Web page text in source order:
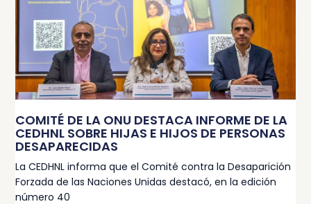
COMITÉ DE LA ONU DESTACA INFORME DE LA
CEDHNL SOBRE HIJAS E HIJOS DE PERSONAS
DESAPARECIDAS
La CEDHNL informa que el Comité contra la Desaparición
Forzada de las Naciones Unidas destacó, en la edición
número 40